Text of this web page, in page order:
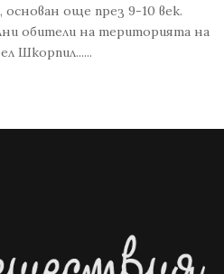
основан още през 9-10 век.
обители на територията на
Шкорпил......